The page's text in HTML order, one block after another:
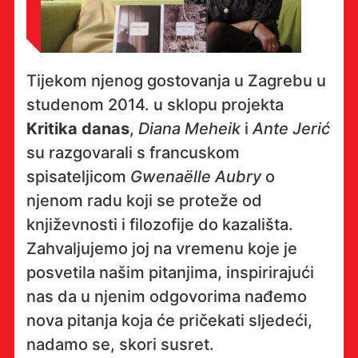
Tijekom njenog gostovanja u Zagrebu u
studenom 2014. u sklopu projekta
Kritika danas, Diana Meheiki Ante Jerić
su razgovarali s francuskom
spisateljicom Gwenaëlle Aubryo
njenom radu koji se proteže od
književnosti i filozofije do kazališta.
Zahvaljujemo joj na vremenu koje je
posvetila našim pitanjima, inspirirajući
nas da u njenim odgovorima nađemo
nova pitanja koja će pričekati sljedeći,
nadamo se, skori susret.